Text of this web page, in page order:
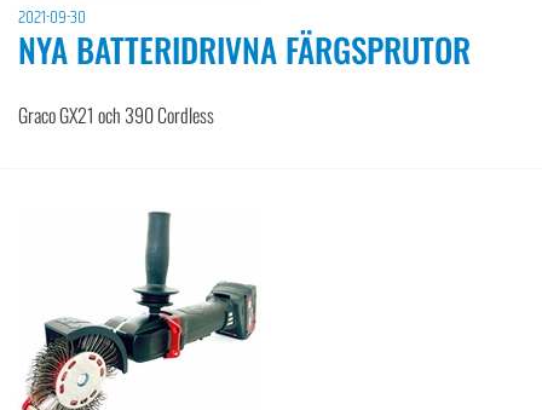
2021-09-30
NYA BATTERIDRIVNA FÄRGSPRUTOR
Graco GX21 och 390 Cordless